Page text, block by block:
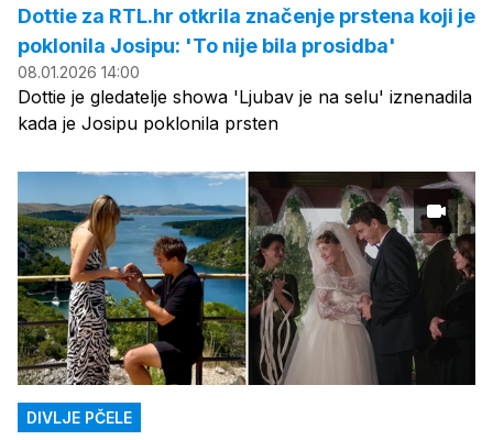
Dottie za RTL.hr otkrila značenje prstena koji je
poklonila Josipu: 'To nije bila prosidba'
08.01.2026 14:00
Dottie je gledatelje showa 'Ljubav je na selu' iznenadila
kada je Josipu poklonila prsten
DIVLJE PČELE